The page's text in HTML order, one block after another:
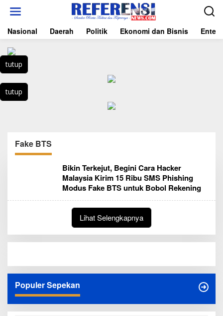
t
k
k
o
t
Nasional Daerah Politik Ekonomi dan Bisnis
tutup
tutup
Fake BTS
Bikin Terkejut, Begini Cara Hacker
Malaysia Kirim 15 Ribu SMS Phishing
Modus Fake BTS untuk Bobol Rekening
Lihat Selengkapnya
Populer Sepekan